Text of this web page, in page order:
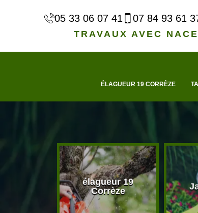
05 33 06 07 41 07 84 93 61
TRAVAUX AVEC
ÉLAGUEUR 19 CORRÈZE
élagueur 19
Corrèze